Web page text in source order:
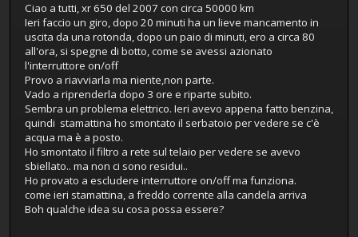
Ciao a tutti, xr 650 del 2007 con circa 50000 km
Ieri faccio un giro, dopo 20 minuti ha un lieve mancamento in
uscita da una rotonda, dopo un paio di minuti, ero a circa 80
all'ora, si spegne di botto, come se avessi azionato
l'interruttore on/off
Provo a riavviarla ma niente,non parte.
Vado a riprenderla dopo 3 ore e riparte subito.
Sembra un problema elettrico. Ieri avevo appena fatto benzina,
quindi stamattina ho smontato il serbatoio per vedere se c'è
acqua ma è a posto.
Ho smontato il filtro a rete sul telaio per vedere se avevo
sbiellato.. ma non ci sono residui..
Ho provato a escludere interruttore on/off ma funziona.
come ieri stamattina, a freddo corrente alla candela arriva
Boh qualche idea su cosa possa essere?